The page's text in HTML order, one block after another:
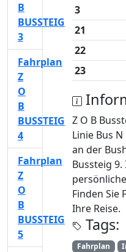
3
21
22
23
Z O B
Linie Bus
an der
Bussteig 9.
Finden
Ihre Reise.
Tags:
Fahrplan
B
BUSSTEIG
3
Fahrplan
Z
O
B
BUSSTEIG
4
Fahrplan
Z
O
B
BUSSTEIG
5